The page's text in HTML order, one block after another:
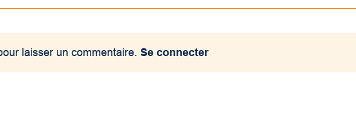
laisser un commentaire.Se connecter